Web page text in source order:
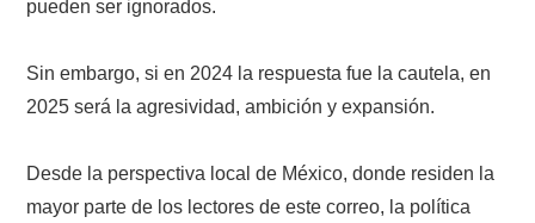
pueden ser ignorados.
Sin embargo, si en 2024 la respuesta fue la cautela, en
2025 será la agresividad, ambición y expansión.
Desde la perspectiva local de México, donde residen la
mayor parte de los lectores de este correo, la política